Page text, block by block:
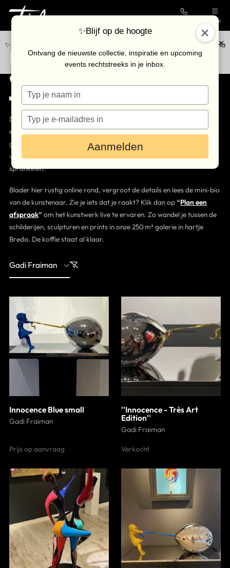
Menu
✨Blijf op de hoogte van de nieuwste collectie en upcoming events via
onze nieuwsbrief
Collectie
Galerie
Kunstenaars
Outlet
Bezoek de galerie
Inkoop
Eventlocatie
Nieuws & agenda
Contact
Moderne & Pop Art
collectie met karakter
Duik in een kleurrijke wereld waar pop‑art‑iconen botsen met
eigenzinnige nieuwkomers. Elk kunstwerk in de collectie, is met zorg
geselecteerd door Arian van der Hoeven. We letten op
vakmanschap, verhaal én dat verassingseffect dat een ruimte laat
sprankelen.
Blader hier rustig online rond, vergroot de details en lees de mini‑bio
van de kunstenaar. Zie je iets dat je raakt? Klik dan op“Plan een
afspraak” om het kunstwerk live te ervaren. Zo wandel je tussen de
schilderijen, sculpturen en prints in onze 250 m² galerie in hartje
Breda. De koffie staat al klaar.
Gadi Fraiman
Innocence Blue small
Gadi Fraiman
Prijs op aanvraag
''Innocence - Très Art
Edition''
Gadi Fraiman
Verkocht
✨Blijf op de hoogte
Ontvang de nieuwste collectie, inspiratie en upcoming
events rechtstreeks in je inbox.
Typ
je
naam
Typ
je
e-
in
Aanmelden